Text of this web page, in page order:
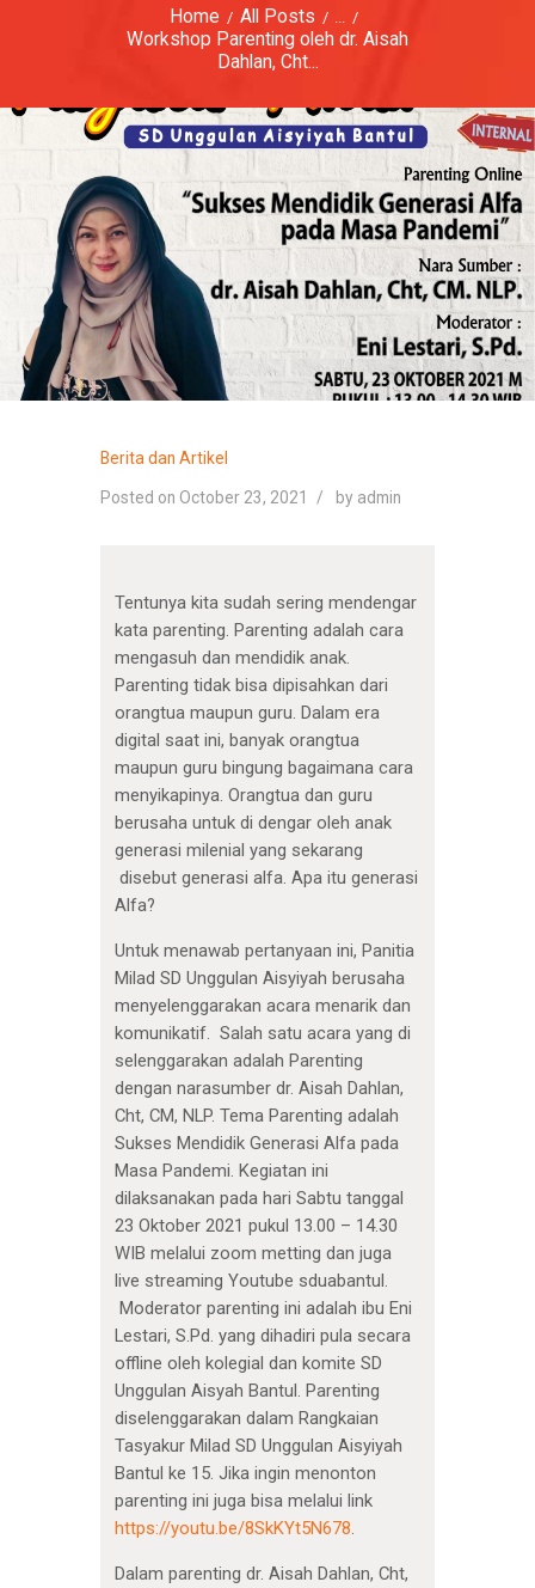
Home All Posts
Workshop Parenting oleh dr. Aisah
Dahlan, Cht...
Berita dan Artikel
Posted on October 23, 2021 by admin
Tentunya kita sudah sering mendengar
kata parenting. Parenting adalah cara
mengasuh dan mendidik anak.
Parenting tidak bisa dipisahkan dari
orangtua maupun guru. Dalam era
digital saat ini, banyak orangtua
maupun guru bingung bagaimana cara
menyikapinya. Orangtua dan guru
berusaha untuk di dengar oleh anak
generasi milenial yang sekarang
disebut generasi alfa. Apa itu generasi
Alfa?
Untuk menawab pertanyaan ini, Panitia
Milad SD Unggulan Aisyiyah berusaha
menyelenggarakan acara menarik dan
komunikatif. Salah satu acara yang di
selenggarakan adalah Parenting
dengan narasumber dr. Aisah Dahlan,
Cht, CM, NLP. Tema Parenting adalah
Sukses Mendidik Generasi Alfa pada
Masa Pandemi. Kegiatan ini
dilaksanakan pada hari Sabtu tanggal
23 Oktober 2021 pukul 13.00 – 14.30
WIB melalui zoom metting dan juga
live streaming Youtube sduabantul.
Moderator parenting ini adalah ibu Eni
Lestari, S.Pd. yang dihadiri pula secara
offline oleh kolegial dan komite SD
Unggulan Aisyah Bantul. Parenting
diselenggarakan dalam Rangkaian
Tasyakur Milad SD Unggulan Aisyiyah
Bantul ke 15. Jika ingin menonton
parenting ini juga bisa melalui link
https://youtu.be/8SkKYt5N678.
Dalam parenting dr. Aisah Dahlan, Cht,